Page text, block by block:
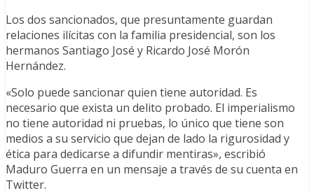
Los dos sancionados, que presuntamente guardan
relaciones ilícitas con la familia presidencial, son los
hermanos Santiago José y Ricardo José Morón
Hernández.
«Solo puede sancionar quien tiene autoridad. Es
necesario que exista un delito probado. El imperialismo
no tiene autoridad ni pruebas, lo único que tiene son
medios a su servicio que dejan de lado la rigurosidad y
ética para dedicarse a difundir mentiras», escribió
Maduro Guerra en un mensaje a través de su cuenta en
Twitter.